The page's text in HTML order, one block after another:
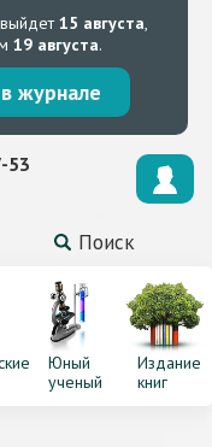
15 августа,
19 августа.
журнале
Поиск
53
Юный
ученый
Издание
книг